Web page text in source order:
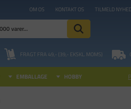
OM OS KONTAKT OS TILMELD
FRAGT FRA 49,- (39,- EKSKL. MOMS)
EMBALLAGE HOBBY